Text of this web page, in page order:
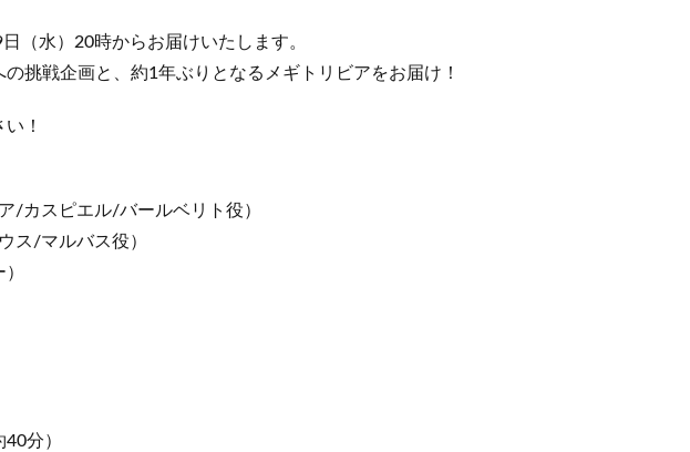
（水）20時からお届けいたします。
挑戦企画と、約1年ぶりとなるメギトリビアをお届け！
！
/カスピエル/バールベリト役）
ス/マルバス役）
分）